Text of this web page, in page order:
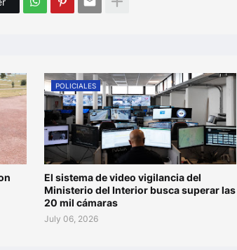
POLICIALES
El sistema de video vigilancia del
Ministerio del Interior busca superar las
20 mil cámaras
July 06, 2026